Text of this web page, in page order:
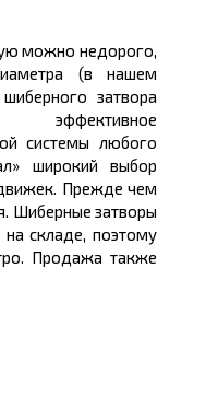
можно недорого,
(в нашем
затвора
эффективное
системы любого
широкий выбор
Прежде чем
Шиберные затворы
на складе, поэтому
Продажа также